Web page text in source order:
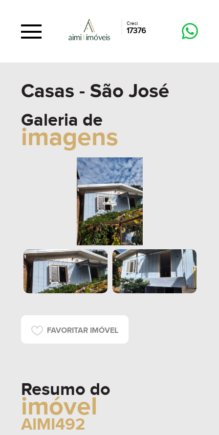
Creci
17376
Casas - São José
Galeria de
imagens
FAVORITAR IMÓVEL
Resumo do
imóvel
AIMI492